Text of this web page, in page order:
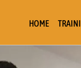
HOME